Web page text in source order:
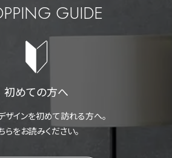
GUIDE
初めての方へ
ザインを初めて訪れる方へ。
らをお読みください。